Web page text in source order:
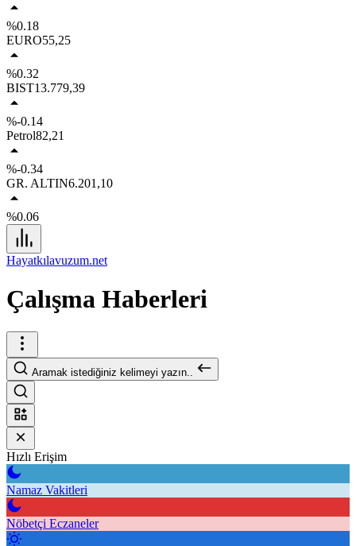
%0.18
EURO55,25
%0.32
BIST13.779,39
%-0.14
Petrol82,21
%-0.34
GR. ALTIN6.201,10
%0.06
Hayatkılavuzum.net
Çalışma Haberleri
Aramak istediğiniz kelimeyi yazın..
Hızlı Erişim
Namaz Vakitleri
Nöbetçi Eczaneler